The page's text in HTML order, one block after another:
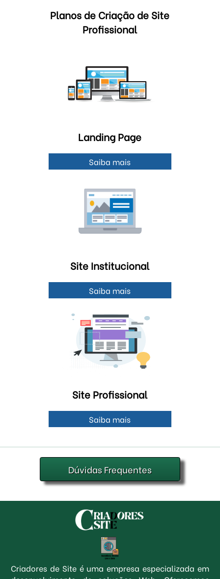
Planos de Criação de Site
Profissional
Landing Page
Saiba mais
Site Institucional
Saiba mais
Site Profissional
Saiba mais
Dúvidas Frequentes
Criadores de Site é uma empresa especializada em